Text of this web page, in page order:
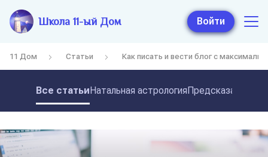
Школа 11-ый Дом Войти
11 Дом Статьи Как писать и вести блог с
Все статьиНатальная астрология